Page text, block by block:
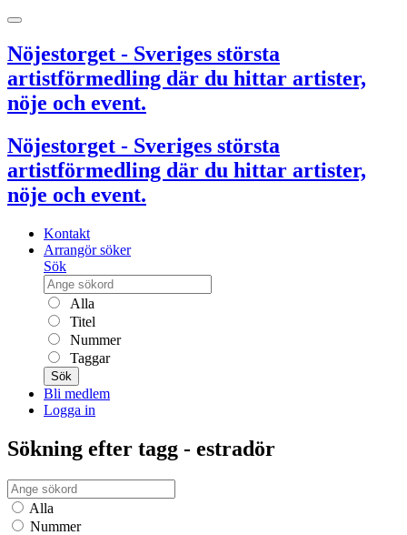
Nöjestorget - Sveriges största
artistförmedling där du hittar artister,
nöje och event.
Nöjestorget - Sveriges största
artistförmedling där du hittar artister,
nöje och event.
Kontakt
Arrangör söker
Sök
Alla
Titel
Nummer
Taggar
Sök
Bli medlem
Logga in
Sökning efter tagg - estradör
Alla
Nummer